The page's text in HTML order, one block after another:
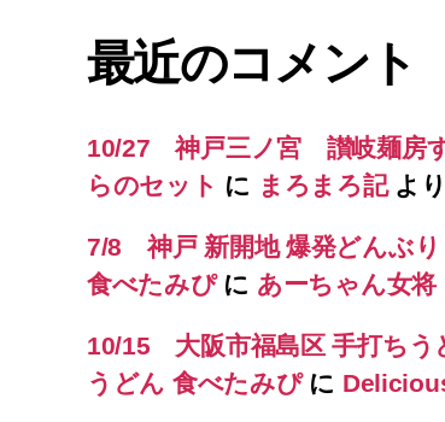
最近のコメント
10/27 神戸三ノ宮 讃岐麺房
らのセット に まろまろ記より
7/8 神戸 新開地 爆発どんぶ
食べたみぴに あーちゃん女将
10/15 大阪市福島区 手打ちう
うどん 食べたみぴに